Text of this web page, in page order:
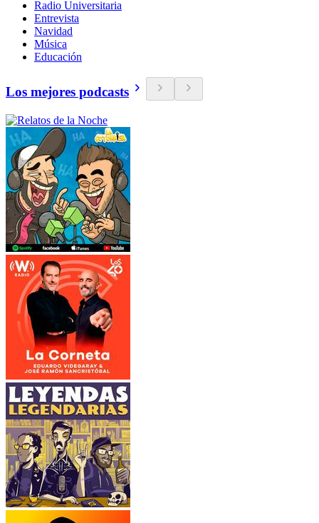
Radio Universitaria
Entrevista
Navidad
Música
Educación
Los mejores podcasts